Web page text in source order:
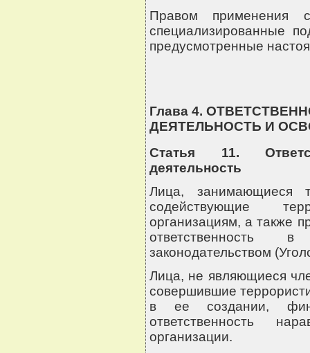
Правом применения
специализированные
предусмотренные
Глава 4.
ДЕЯТЕЛЬНОСТЬ И
Статья 11.
деятельность
Лица, занимающиеся
содействующие
организациям, а также
ответственность
законодательством
Лица, не являющиеся
совершившие
в ее создании,
ответственность
организации.